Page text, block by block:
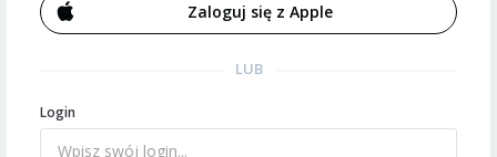
Zaloguj się z Apple
LUB
Login